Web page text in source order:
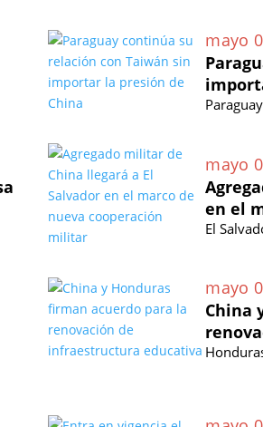
mayo
mayo
en el
El
mayo
China